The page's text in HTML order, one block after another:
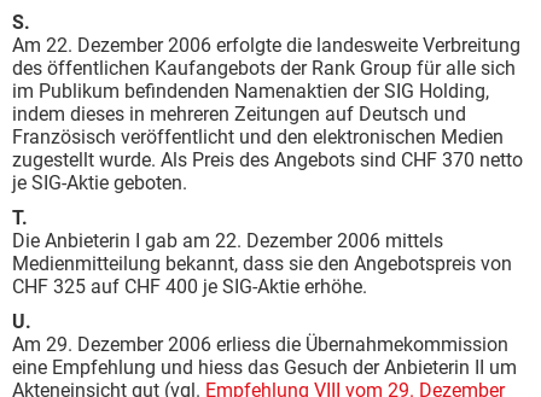
S.
Am 22. Dezember 2006 erfolgte die landesweite Verbreitung
des öffentlichen Kaufangebots der Rank Group für alle sich
im Publikum befindenden Namenaktien der SIG Holding,
indem dieses in mehreren Zeitungen auf Deutsch und
Französisch veröffentlicht und den elektronischen Medien
zugestellt wurde. Als Preis des Angebots sind CHF 370 netto
je SIG-Aktie geboten.
T.
Die Anbieterin I gab am 22. Dezember 2006 mittels
Medienmitteilung bekannt, dass sie den Angebotspreis von
CHF 325 auf CHF 400 je SIG-Aktie erhöhe.
U.
Am 29. Dezember 2006 erliess die Übernahmekommission
eine Empfehlung und hiess das Gesuch der Anbieterin II um
Akteneinsicht gut (vgl. Empfehlung VIII vom 29. Dezember